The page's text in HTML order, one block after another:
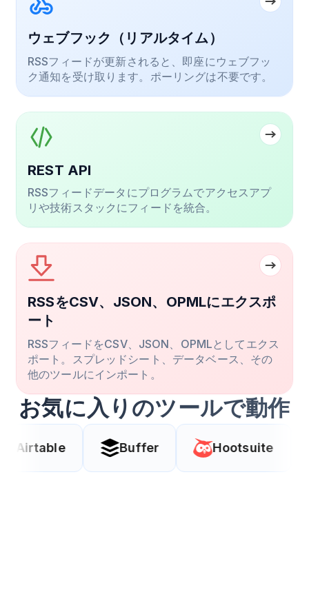
ウェブフック（リアルタイム）
RSSフィードが更新されると、即座にウェブフッ
ク通知を受け取ります。ポーリングは不要です。
REST API
RSSフィードデータにプログラムでアクセスアプ
リや技術スタックにフィードを統合。
RSSをCSV、JSON、OPMLにエクスポ
ート
RSSフィードをCSV、JSON、OPMLとしてエクス
ポート。スプレッドシート、データベース、その
他のツールにインポート。
お気に入りのツールで動作
Buffer Hootsuite Coda